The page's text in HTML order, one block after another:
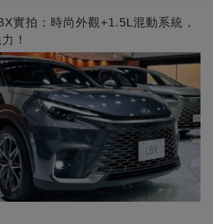
實拍：時尚外觀+1.5L混動系統，
！